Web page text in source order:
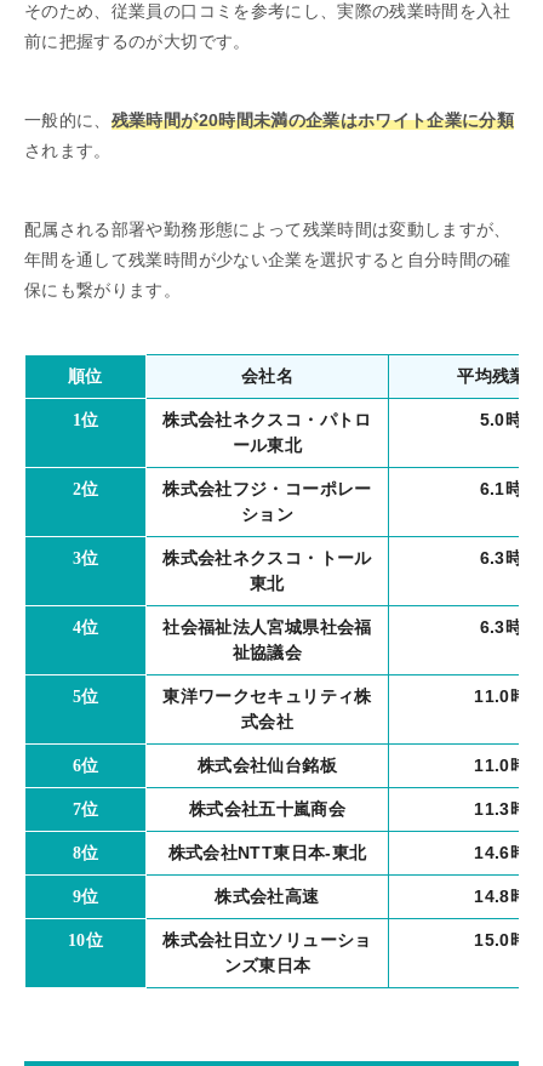
そのため、従業員の口コミを参考にし、実際の残業時間を入社
前に把握するのが大切です。
一般的に、 残業時間が20時間未満の企業はホワイト企業に分類
されます。
配属される部署や勤務形態によって残業時間は変動しますが、
年間を通して残業時間が少ない企業を選択すると自分時間の確
保にも繋がります。
順位 会社名 平均残業
1位
株式会社ネクスコ・パトロ
ール東北
5.0時間
2位
株式会社フジ・コーポレー
ション
6.1時間
3位
株式会社ネクスコ・トール
東北
6.3時間
4位
社会福祉法人宮城県社会福
祉協議会
6.3時間
5位
東洋ワークセキュリティ株
式会社
11.0時
6位 株式会社仙台銘板 11.0時
7位 株式会社五十嵐商会 11.3時
8位 株式会社NTT東日本-東北 14.6時
9位 株式会社高速 14.8時
10位
株式会社日立ソリューショ
ンズ東日本
15.0時